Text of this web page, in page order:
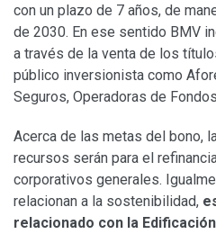
con un plazo de 7 años, de
de 2030. En ese sentido BMV
a través de la venta de los
público inversionista como
Seguros, Operadoras de
Acerca de las metas del bono,
recursos serán para el
corporativos generales.
relacionan a la sostenibilidad,
relacionado con la